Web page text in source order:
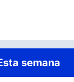
semana